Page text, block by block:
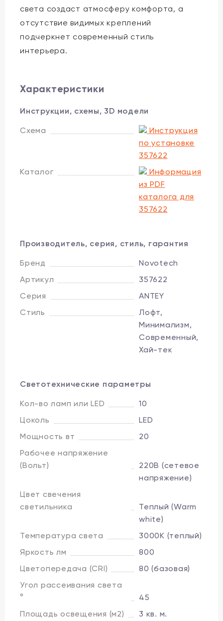
света создаст атмосферу комфорта, а
отсутствие видимых креплений
подчеркнет современный стиль
интерьера.
Характеристики
Инструкции, схемы, 3D модели
Схема
Инструкция
по установке
357622
Каталог
Информация
из PDF
каталога для
357622
Производитель, серия, стиль, гарантия
Бренд
Novotech
Артикул
357622
Серия
ANTEY
Стиль
Лофт,
Минимализм,
Современный,
Хай-тек
Светотехнические параметры
Кол-во ламп или LED
10
Цоколь
LED
Мощность вт
20
Рабочее напряжение
(Вольт)
220В (сетевое
напряжение)
Цвет свечения
светильника
Теплый (Warm
white)
Температура света
3000K (теплый)
Яркость лм
800
Цветопередача (CRI)
80 (базовая)
Угол рассеивания света
°
45
Площадь освещения (м2)
3 кв. м.